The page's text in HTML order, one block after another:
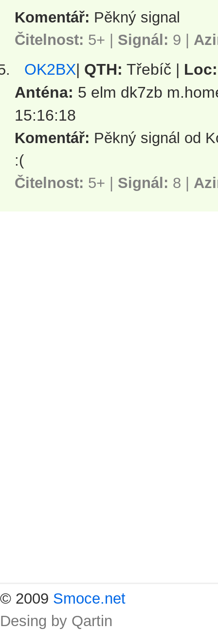
Komentář: Pěkný signal
Čitelnost: 5+ | Signál: 9
OK2BX| QTH: Třebíč | Loc:
Anténa: 5 elm dk7zb
15:16:18
Komentář: Pěkný signál od
:(
Čitelnost: 5+ | Signál: 8
© 2009 Smoce.net
Desing by Qartin